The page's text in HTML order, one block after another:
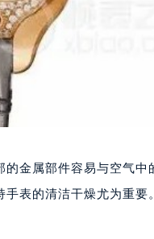
金属部件容易与空气中
表的清洁干燥尤为重要。